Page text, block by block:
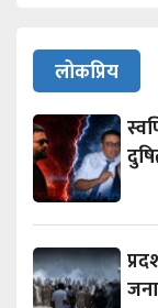
लोकप्रिय